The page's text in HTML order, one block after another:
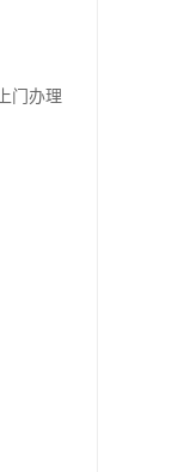
门办理